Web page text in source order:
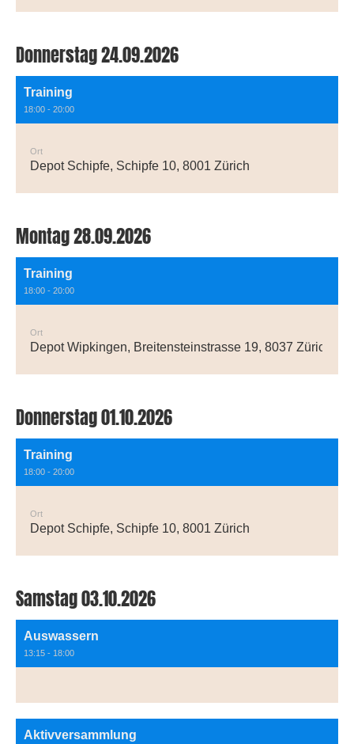
Donnerstag 24.09.2026
Training
18:00 - 20:00
Ort
Depot Schipfe, Schipfe 10, 8001 Zürich
Montag 28.09.2026
Training
18:00 - 20:00
Ort
Depot Wipkingen, Breitensteinstrasse 19, 8037 Zürich
Donnerstag 01.10.2026
Training
18:00 - 20:00
Ort
Depot Schipfe, Schipfe 10, 8001 Zürich
Samstag 03.10.2026
Auswassern
13:15 - 18:00
Aktivversammlung